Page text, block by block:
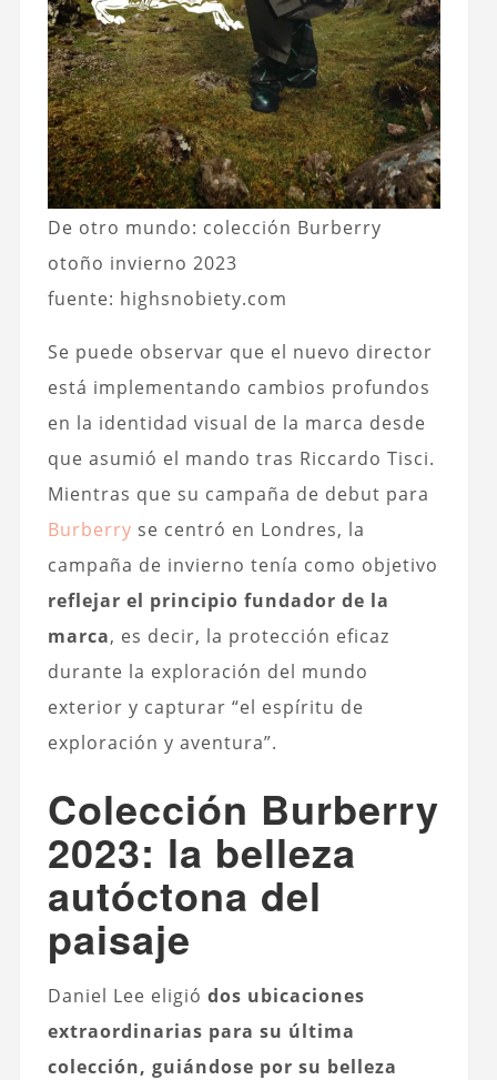
De otro mundo: colección Burberry
otoño invierno 2023
fuente: highsnobiety.com
Se puede observar que el nuevo director
está implementando cambios profundos
en la identidad visual de la marca desde
que asumió el mando tras Riccardo Tisci.
Mientras que su campaña de debut para
Burberry se centró en Londres, la
campaña de invierno tenía como objetivo
reflejar el principio fundador de la
marca, es decir, la protección eficaz
durante la exploración del mundo
exterior y capturar “el espíritu de
exploración y aventura”.
Colección Burberry
2023: la belleza
autóctona del
paisaje
Daniel Lee eligió dos ubicaciones
extraordinarias para su última
colección, guiándose por su belleza